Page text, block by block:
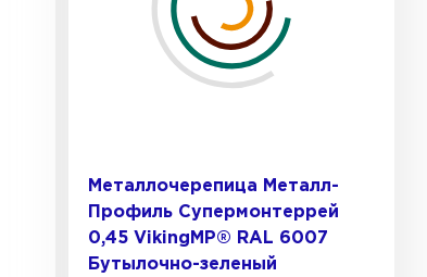
Металлочерепица Металл-
Профиль Супермонтеррей
0,45 VikingMP® RAL 6007
Бутылочно-зеленый